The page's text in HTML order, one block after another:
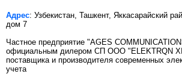
Адрес: Узбекистан, Ташкент, Яккасарайский
дом 7
Частное предприятие "AGES
официальным дилером СП ООО "ELEKTRQN
поставщика и производителя современных
учета